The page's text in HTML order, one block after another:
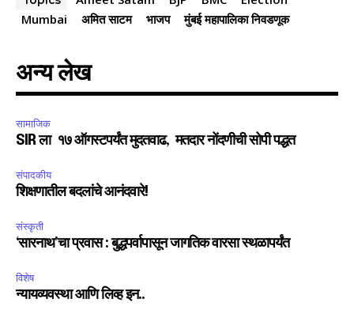
Mumbai
अमित साटम भाजप मुंबई महापालिका निवडणूक
अन्य लेख
सामाजिक
SIR ला १७ ऑगस्टपर्यंत मुदतवाढ, मतदार नोंदणीची सोपी पद्धत
संपादकीय
शिक्षणातील बदलांचे आनंदवारे!
संस्कृती
‘सारनाथ’चा प्रवास : बुद्धपर्वापासून जागतिक वारसा स्थळापर्यंत
विशेष
न्यायव्यवस्था आणि लिव्ह इन..